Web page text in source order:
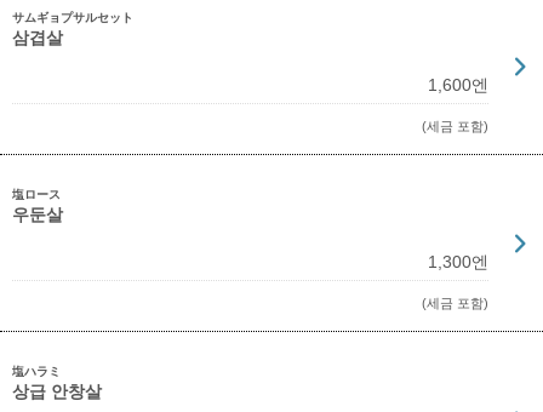
サムギョプサルセット
삼겹살
1,600엔
(세금 포함)
塩ロース
우둔살
1,300엔
(세금 포함)
塩ハラミ
상급 안창살